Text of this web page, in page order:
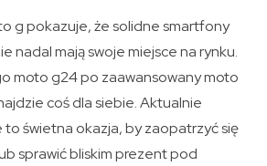
g pokazuje, że solidne smartfony
nadal mają swoje miejsce na rynku.
moto g24 po zaawansowany moto
coś dla siebie. Aktualnie
świetna okazja, by zaopatrzyć się
sprawić bliskim prezent pod